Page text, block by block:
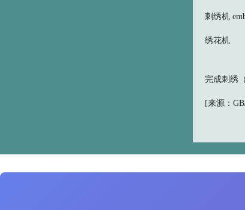
刺绣机
绣花机
完成刺绣
[来源：